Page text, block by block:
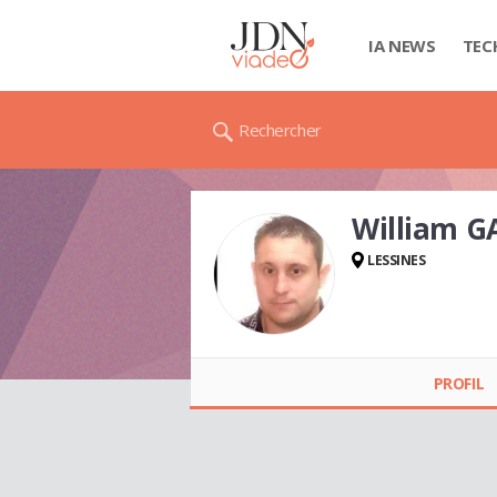
IA NEWS
Rechercher
William
LESSINES
PROFIL